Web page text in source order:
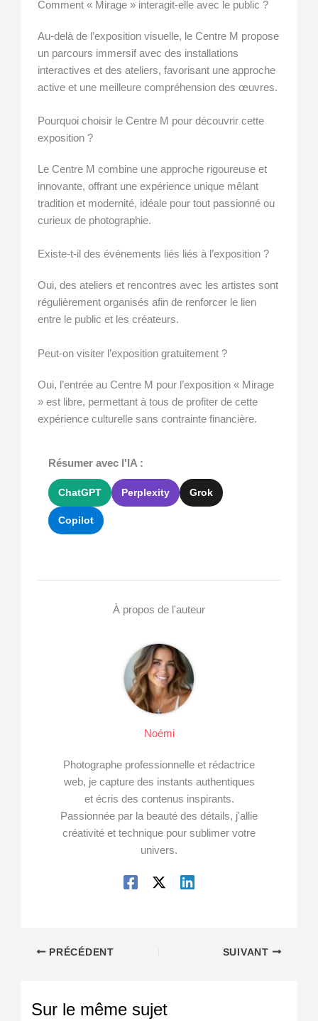
Comment « Mirage » interagit-elle avec le public ?
Au-delà de l’exposition visuelle, le Centre M propose
un parcours immersif avec des installations
interactives et des ateliers, favorisant une approche
active et une meilleure compréhension des œuvres.
Pourquoi choisir le Centre M pour découvrir cette
exposition ?
Le Centre M combine une approche rigoureuse et
innovante, offrant une expérience unique mêlant
tradition et modernité, idéale pour tout passionné ou
curieux de photographie.
Existe-t-il des événements liés liés à l’exposition ?
Oui, des ateliers et rencontres avec les artistes sont
régulièrement organisés afin de renforcer le lien
entre le public et les créateurs.
Peut-on visiter l’exposition gratuitement ?
Oui, l’entrée au Centre M pour l’exposition « Mirage
» est libre, permettant à tous de profiter de cette
expérience culturelle sans contrainte financière.
Résumer avec l'IA :
ChatGPT Perplexity Grok
Copilot
À propos de l'auteur
Noémi
Photographe professionnelle et rédactrice
web, je capture des instants authentiques
et écris des contenus inspirants.
Passionnée par la beauté des détails, j'allie
créativité et technique pour sublimer votre
univers.
PRÉCÉDENT SUIVANT
Sur le même sujet